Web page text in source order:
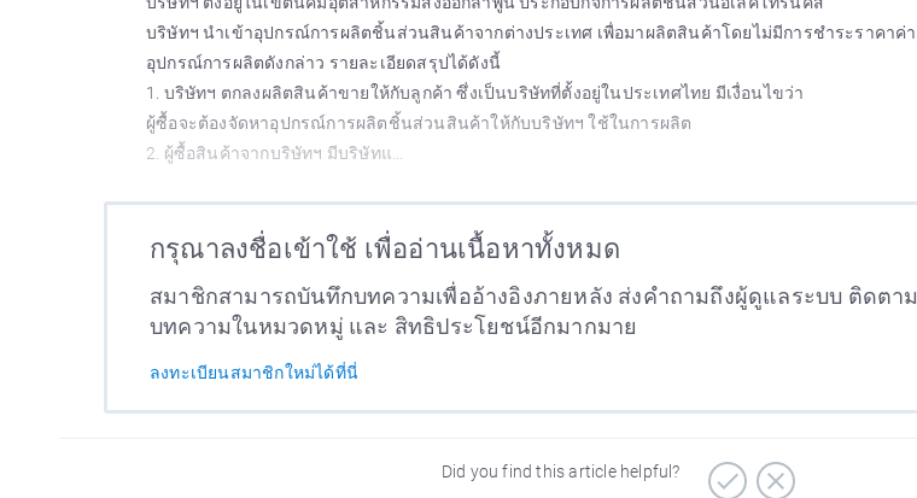
บริษัทฯ นำเข้าอุปกรณ์การผลิตชิ้นส่วนสินค้าจากต่างประเทศ เพื่อมาผลิตสินค้าโดยไม่มีการชำระราคาค่า
อุปกรณ์การผลิตดังกล่าว รายละเอียดสรุปได้ดังนี้
1. บริษัทฯ ตกลงผลิตสินค้าขายให้กับลูกค้า ซึ่งเป็นบริษัทที่ตั้งอยู่ในประเทศไทย มีเงื่อนไขว่า
ผู้ซื้อจะต้องจัดหาอุปกรณ์การผลิตชิ้นส่วนสินค้าให้กับบริษัทฯ ใช้ในการผลิต
2. ผู้ซื้อสินค้าจากบริษัทฯ มีบริษัทแ...
กรุณาลงชื่อเข้าใช้ เพื่ออ่านเนื้อหาทั้งหมด
สมาชิกสามารถบันทึกบทความเพื่ออ้างอิงภายหลัง ส่งคำถามถึงผู้ดูแลระบบ ติดตาม
บทความในหมวดหมู่ และ สิทธิประโยชน์อีกมากมาย
ลงทะเบียนสมาชิกใหม่ได้ที่นี่
Did you find this article helpful?